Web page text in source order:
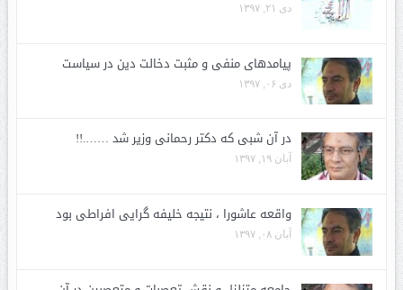
دی ۲۱, ۱۳۹۷
پیامدهای منفی و مثبت دخالت دین در سیاست
دی ۰۶, ۱۳۹۷
در آن شبی که دکتر رحمانی وزیر شد …….!!
آبان ۱۹, ۱۳۹۷
واقعه عاشورا ، نتیجه خلیفه گرایی افراطی بود
آبان ۰۸, ۱۳۹۷